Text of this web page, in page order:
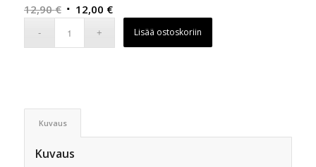
12,90€ Alkuperäinen
12,00 €Nykyinen
Lisää ostoskoriin
Kuvaus
Kuvaus